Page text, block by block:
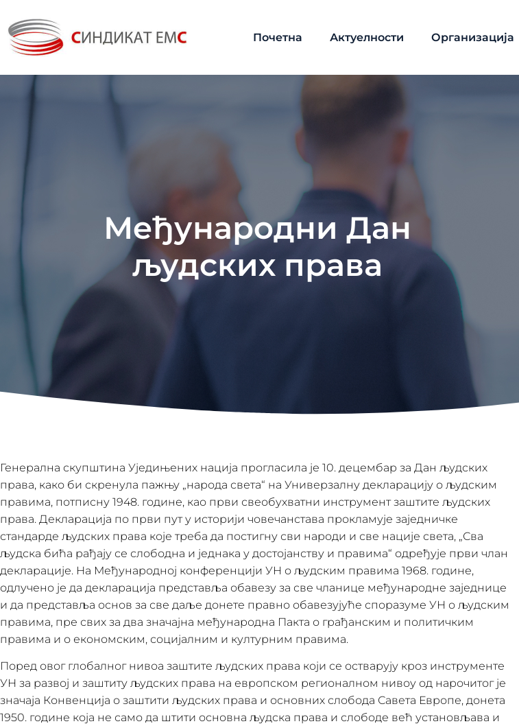
Почетна Актуелности Организација
Међународни Дан
људских правa
Генерална скупштина Уједињених нација прогласила је 10. децембар за Дан људских
права, како би скренула пажњу „народа света“ на Универзалну декларацију о људским
правима, потписну 1948. године, као први свеобухватни инструмент заштите људских
права. Декларација по први пут у историји човечанстава прокламује заједничке
стандарде људских права које треба да постигну сви народи и све нације света, „Сва
људска бића рађају се слободна и једнака у достојанству и правима“ одређује први члан
декларације. На Међународној конференцији УН о људским правима 1968. године,
одлучено је да декларација представља обавезу за све чланице међународне заједнице
и да представља основ за све даље донете правно обавезујуће споразуме УН о људским
правима, пре свих за два значајна међународна Пакта о грађанским и политичким
правима и о економским, социјалним и културним правима.
Поред овог глобалног нивоа заштите људских права који се остварују кроз инструменте
УН за развој и заштиту људских права на европском регионалном нивоу од нарочитог је
значаја Конвенција о заштити људских права и основних слобода Савета Европе, донета
1950. године која не само да штити основна људска права и слободе већ установљава и